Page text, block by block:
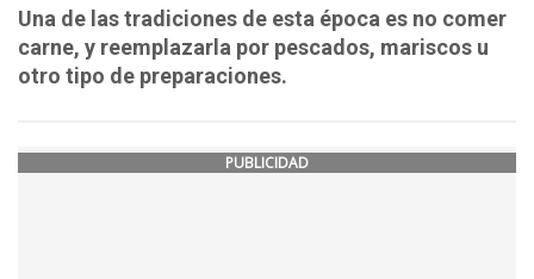
Una de las tradiciones de esta época es no comer
carne, y reemplazarla por pescados, mariscos u
otro tipo de preparaciones.
PUBLICIDAD